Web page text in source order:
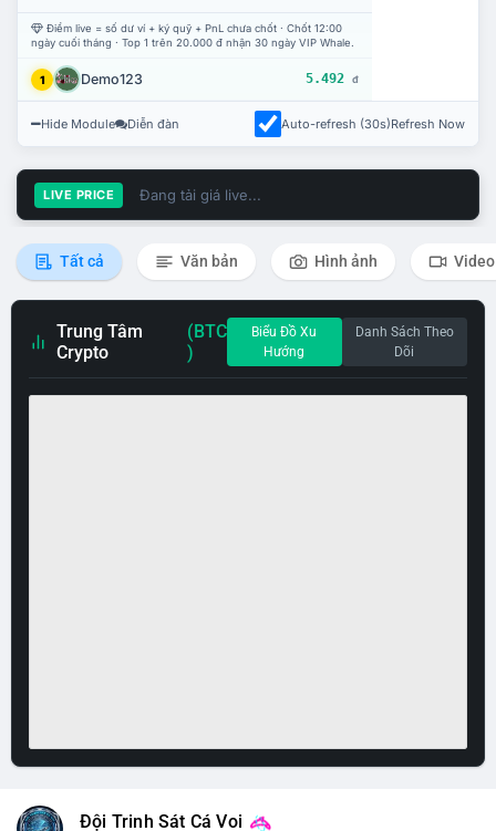
Điểm live = số dư ví + ký quỹ + PnL chưa chốt · Chốt 12:00
ngày cuối tháng · Top 1 trên 20.000 đ nhận 30 ngày VIP Whale.
1 Demo123 5.492 đ
Hide Module Diễn đàn Auto-refresh (30s)Refresh Now
LIVE PRICE Đang tải giá live...
Tất cả Văn bản Hình ảnh Video
Trung Tâm
Crypto
(BTC
)
Biểu Đồ Xu
Hướng
Danh Sách Theo
Dõi
Đội Trinh Sát Cá Voi